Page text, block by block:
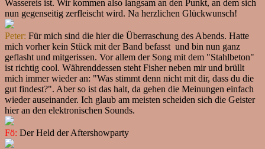
Wassereis ist. Wir kommen also langsam an den Punkt, an dem sich
nun gegenseitig zerfleischt wird. Na herzlichen Glückwunsch!
Peter: Für mich sind die hier die Überraschung des Abends. Hatte
mich vorher kein Stück mit der Band befasst und bin nun ganz
geflasht und mitgerissen. Vor allem der Song mit dem "Stahlbeton"
ist richtig cool. Währenddessen steht Fisher neben mir und brüllt
mich immer wieder an: "Was stimmt denn nicht mit dir, dass du die
gut findest?". Aber so ist das halt, da gehen die Meinungen einfach
wieder auseinander. Ich glaub am meisten scheiden sich die Geister
hier an den elektronischen Sounds.
Fö: Der Held der Aftershowparty